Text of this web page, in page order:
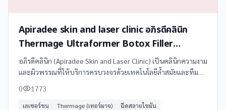
Apiradee skin and laser clinic อภิรดีคลินิก
Thermage Ultraformer Botox Filler
Spectra Gold Dual Yellow
อภิรดีคลินิก (Apiradee Skin and Laser Clinic) เป็นคลินิกความงาม
และผิวพรรณที่ให้บริการครบวงจรด้วยเทคโนโลยีล้ำสมัยและทีม
จุด
0 1773
เลเซอร์ขน Thermage (เทอร์มาจ) ฉีดสลายไขมัน